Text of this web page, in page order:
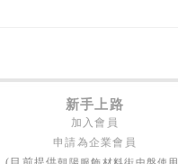
新手上路
加入會員
申請為企業會員